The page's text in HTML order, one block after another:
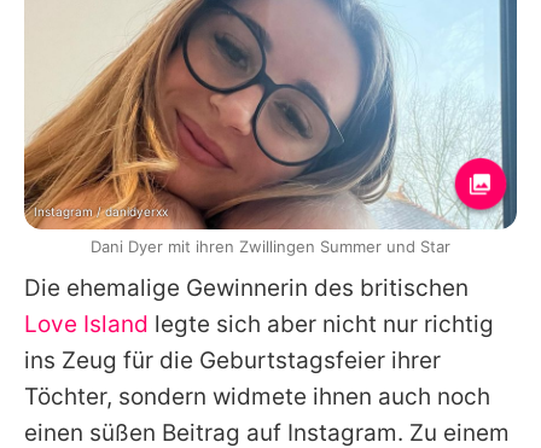
Die ehemalige Gewinnerin des britischen
Love Island legte sich aber nicht nur richtig
ins Zeug für die Geburtstagsfeier ihrer
Töchter, sondern widmete ihnen auch noch
einen süßen Beitrag auf Instagram. Zu einem
Instagram / danidyerxx
Dani Dyer mit ihren Zwillingen Summer und Star